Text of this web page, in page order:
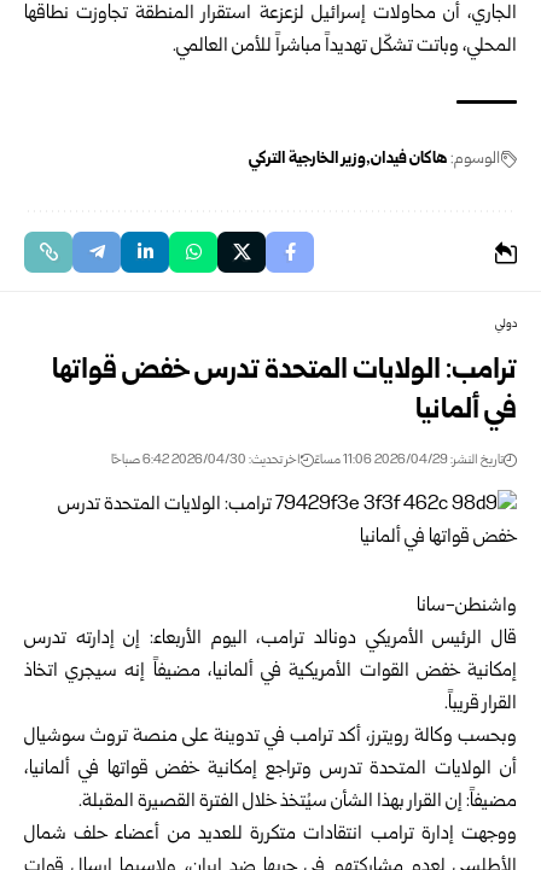
الجاري، أن محاولات إسرائيل لزعزعة استقرار المنطقة تجاوزت نطاقها
المحلي، وباتت تشكّل تهديداً مباشراً للأمن العالمي.
الوسوم:هاكان فيدان وزير الخارجية التركي
دولي
ترامب: الولايات المتحدة تدرس خفض قواتها
في ألمانيا
تاريخ النشر: 2026/04/29 11:06 مساءً اخر تحديث: 2026/04/30 6:42 صباحًا
واشنطن-سانا
قال الرئيس الأمريكي دونالد ترامب، اليوم الأربعاء: إن إدارته تدرس
إمكانية خفض القوات الأمريكية في ألمانيا، مضيفاً إنه سيجري اتخاذ
القرار قريباً.
وبحسب وكالة رويترز، أكد ترامب في تدوينة على منصة تروث سوشيال
أن الولايات المتحدة تدرس وتراجع إمكانية خفض قواتها في ألمانيا،
مضيفاً: إن القرار بهذا الشأن سيُتخذ خلال الفترة القصيرة المقبلة.
ووجهت إدارة ترامب انتقادات متكررة للعديد من أعضاء حلف شمال